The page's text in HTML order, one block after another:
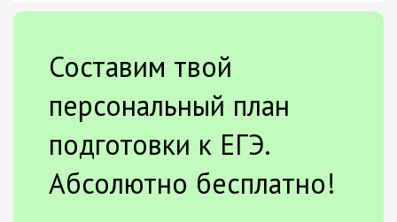
Составим твой
персональный план
подготовки к ЕГЭ.
Абсолютно бесплатно!